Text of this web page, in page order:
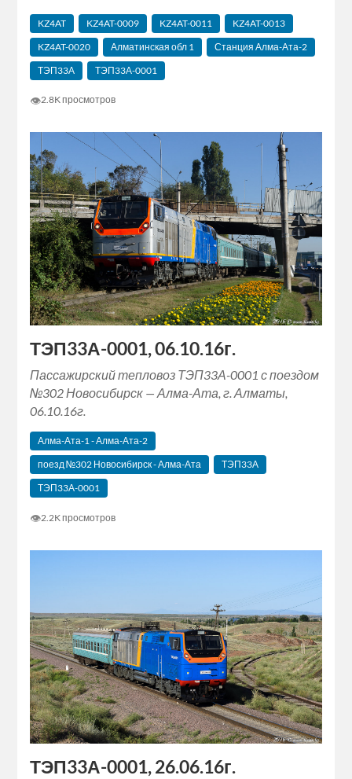
KZ4AT KZ4AT-0009 KZ4AT-0011
KZ4AT-0013
KZ4AT-0020
Алматинская‬ обл 1
Станция Алма-Ата-2
ТЭП33А
ТЭП33А-0001
👁2.8K просмотров
ТЭП33А-0001, 06.10.16г.
Пассажирский тепловоз ТЭП33А-0001 с поездом
№302 Новосибирск — Алма-Ата, г. Алматы,
06.10.16г.
Алма-Ата-1 - Алма-Ата-2
поезд №302 Новосибирск - Алма-Ата
ТЭП33А
ТЭП33А-0001
👁2.2K просмотров
ТЭП33А-0001, 26.06.16г.